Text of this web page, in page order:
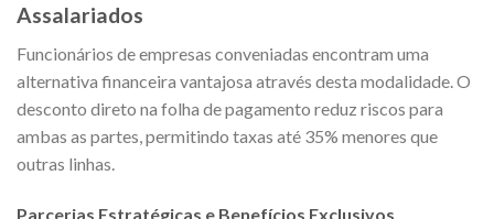
Assalariados
Funcionários de empresas conveniadas encontram uma
alternativa financeira vantajosa através desta modalidade. O
desconto direto na folha de pagamento reduz riscos para
ambas as partes, permitindo taxas até 35% menores que
outras linhas.
Parcerias Estratégicas e Benefícios Exclusivos